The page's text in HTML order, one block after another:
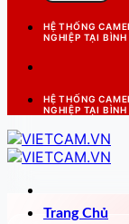
HỆ THỐNG
NGHIỆP TẠI
HỆ THỐNG
NGHIỆP TẠI
Trang Chủ